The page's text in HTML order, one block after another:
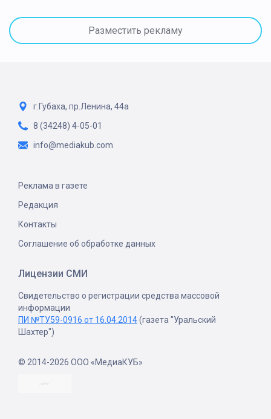
Разместить рекламу
г.Губаха, пр.Ленина, 44а
8 (34248) 4-05-01
info@mediakub.com
Реклама в газете
Редакция
Контакты
Соглашение об обработке данных
Лицензии СМИ
Свидетельство о регистрации средства массовой
информации
ПИ №ТУ59-0916 от 16.04.2014(газета "Уральский
Шахтер")
© 2014-2026 ООО «МедиаКУБ»